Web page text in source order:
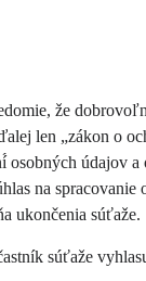
že
len „zákon o
osobných údajov
na
ukončenia súťaže.
súťaže